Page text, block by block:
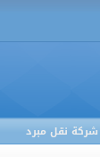
شركة نقل مبرد